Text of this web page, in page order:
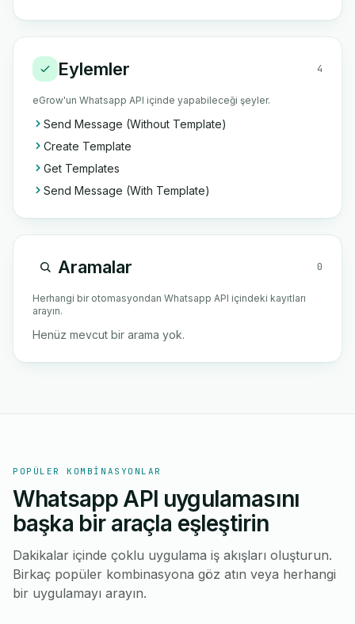
Eylemler 4
eGrow'un Whatsapp API içinde yapabileceği şeyler.
Send Message (Without Template)
Create Template
Get Templates
Send Message (With Template)
Aramalar 0
Herhangi bir otomasyondan Whatsapp API içindeki kayıtları
arayın.
Henüz mevcut bir arama yok.
POPÜLER KOMBINASYONLAR
Whatsapp API uygulamasını
başka bir araçla eşleştirin
Dakikalar içinde çoklu uygulama iş akışları oluşturun.
Birkaç popüler kombinasyona göz atın veya herhangi
bir uygulamayı arayın.